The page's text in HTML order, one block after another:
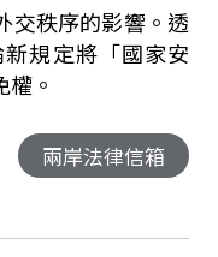
交秩序的影響。透
規定將「國家安
。
兩岸法律信箱